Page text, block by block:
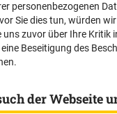
personenbezogenen
Sie dies tun, würden
uns zuvor über Ihre Kritik
Beseitigung des
Webseite